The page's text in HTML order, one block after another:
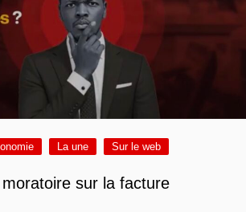
La une Sur le web
sur la facture